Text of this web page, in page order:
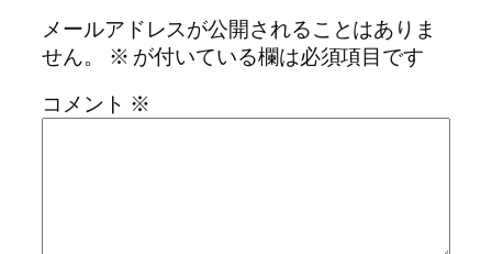
メールアドレスが公開されることはありま
せん。
※ が付いている欄は必須項目です
コメント ※